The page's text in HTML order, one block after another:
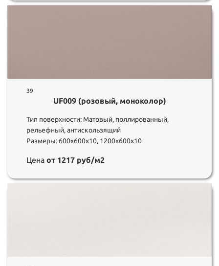
39
UF009 (розовый, моноколор)
Тип поверхности: Матовый, поллированный,
рельефный, антискользящий
Размеры: 600х600х10, 1200х600х10
Цена от 1217 руб/м2